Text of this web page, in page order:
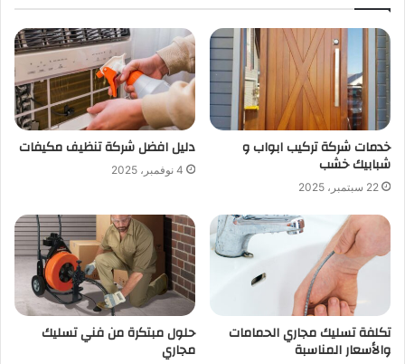
خدمات شركة تركيب ابواب و
شبابيك خشب
22 سبتمبر، 2025
دليل افضل شركة تنظيف مكيفات
4 نوفمبر، 2025
تكلفة تسليك مجاري الحمامات
والأسعار المناسبة
حلول مبتكرة من فني تسليك
مجاري